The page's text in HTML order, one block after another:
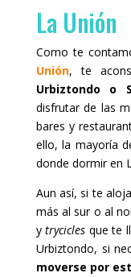
La Unión
Como te
Unión, te
Urbiztondo o
disfrutar de las
bares y
ello, la mayoría
donde dormir en
Aun así, si te
más al sur o al
ytrycicles que te
Urbiztondo, si
moverse por